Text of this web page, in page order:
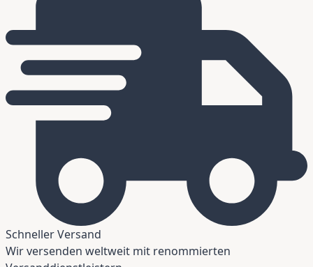
Schneller Versand
Wir versenden weltweit mit renommierten